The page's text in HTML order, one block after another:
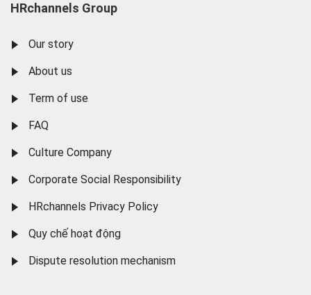
HRchannels Group
Our story
About us
Term of use
FAQ
Culture Company
Corporate Social Responsibility
HRchannels Privacy Policy
Quy chế hoạt động
Dispute resolution mechanism